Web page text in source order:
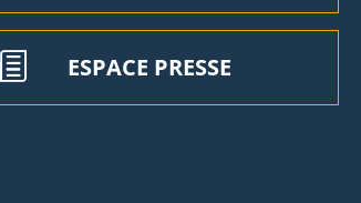
ESPACE PRESSE